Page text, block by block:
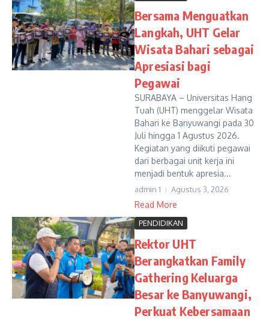
Bersama Menguatkan
Langkah, UHT Gelar
Wisata Bahari sebagai
Apresiasi bagi
Pegawai
SURABAYA – Universitas Hang
Tuah (UHT) menggelar Wisata
Bahari ke Banyuwangi pada 30
Juli hingga 1 Agustus 2026.
Kegiatan yang diikuti pegawai
dari berbagai unit kerja ini
menjadi bentuk apresia...
admin 1 Agustus 3, 2026
Read More
PENDIDIKAN
Rektor UHT
Berangkatkan Family
Gathering Keluarga
Besar ke Banyuwangi,
Perkuat Kebersamaan